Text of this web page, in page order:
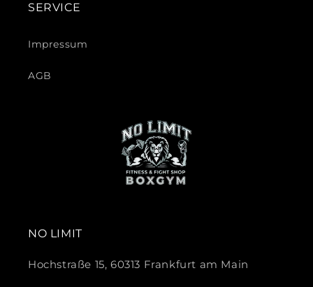
SERVICE
Impressum
AGB
NO LIMIT
Hochstraße 15, 60313 Frankfurt am Main